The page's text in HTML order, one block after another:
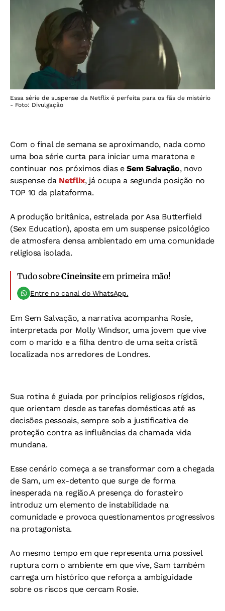
Essa série de suspense da Netflix é perfeita para os fãs de mistério
- Foto: Divulgação
Com o final de semana se aproximando, nada como
uma boa série curta para iniciar uma maratona e
continuar nos próximos dias eSem Salvação, novo
suspense da Netflix, já ocupa a segunda posição no
TOP 10 da plataforma.
A produção britânica, estrelada por Asa Butterfield
(Sex Education), aposta em um suspense psicológico
de atmosfera densa ambientado em uma comunidade
religiosa isolada.
Tudo sobreCineinsiteem primeira mão!
Entre no canal do WhatsApp.
Em Sem Salvação, a narrativa acompanha Rosie,
interpretada por Molly Windsor, uma jovem que vive
com o marido e a filha dentro de uma seita cristã
localizada nos arredores de Londres.
Sua rotina é guiada por princípios religiosos rígidos,
que orientam desde as tarefas domésticas até as
decisões pessoais, sempre sob a justificativa de
proteção contra as influências da chamada vida
mundana.
Esse cenário começa a se transformar com a chegada
de Sam, um ex-detento que surge de forma
inesperada na região.A presença do forasteiro
introduz um elemento de instabilidade na
comunidade e provoca questionamentos progressivos
na protagonista.
Ao mesmo tempo em que representa uma possível
ruptura com o ambiente em que vive, Sam também
carrega um histórico que reforça a ambiguidade
sobre os riscos que cercam Rosie.